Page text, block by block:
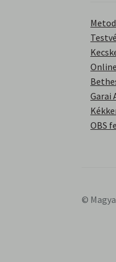
Garai
OBS
©